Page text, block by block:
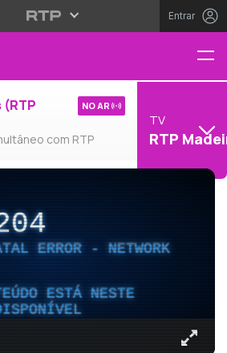
Entrar
com RTP
NO AR
TV
RTP
ERROR - NETWORK
ESTÁ NESTE